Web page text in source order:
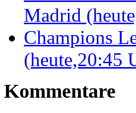
Madrid
Champions
(heute,20:45
Kommentare